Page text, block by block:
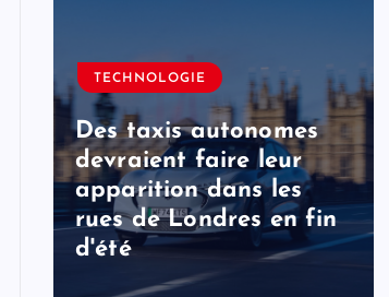
TECHNOLOGIE
Des taxis autonomes
devraient faire leur
apparition dans les
rues de Londres en fin
d'été